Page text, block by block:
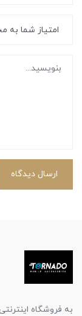
ارسال دیدگاه
به فروشگاه